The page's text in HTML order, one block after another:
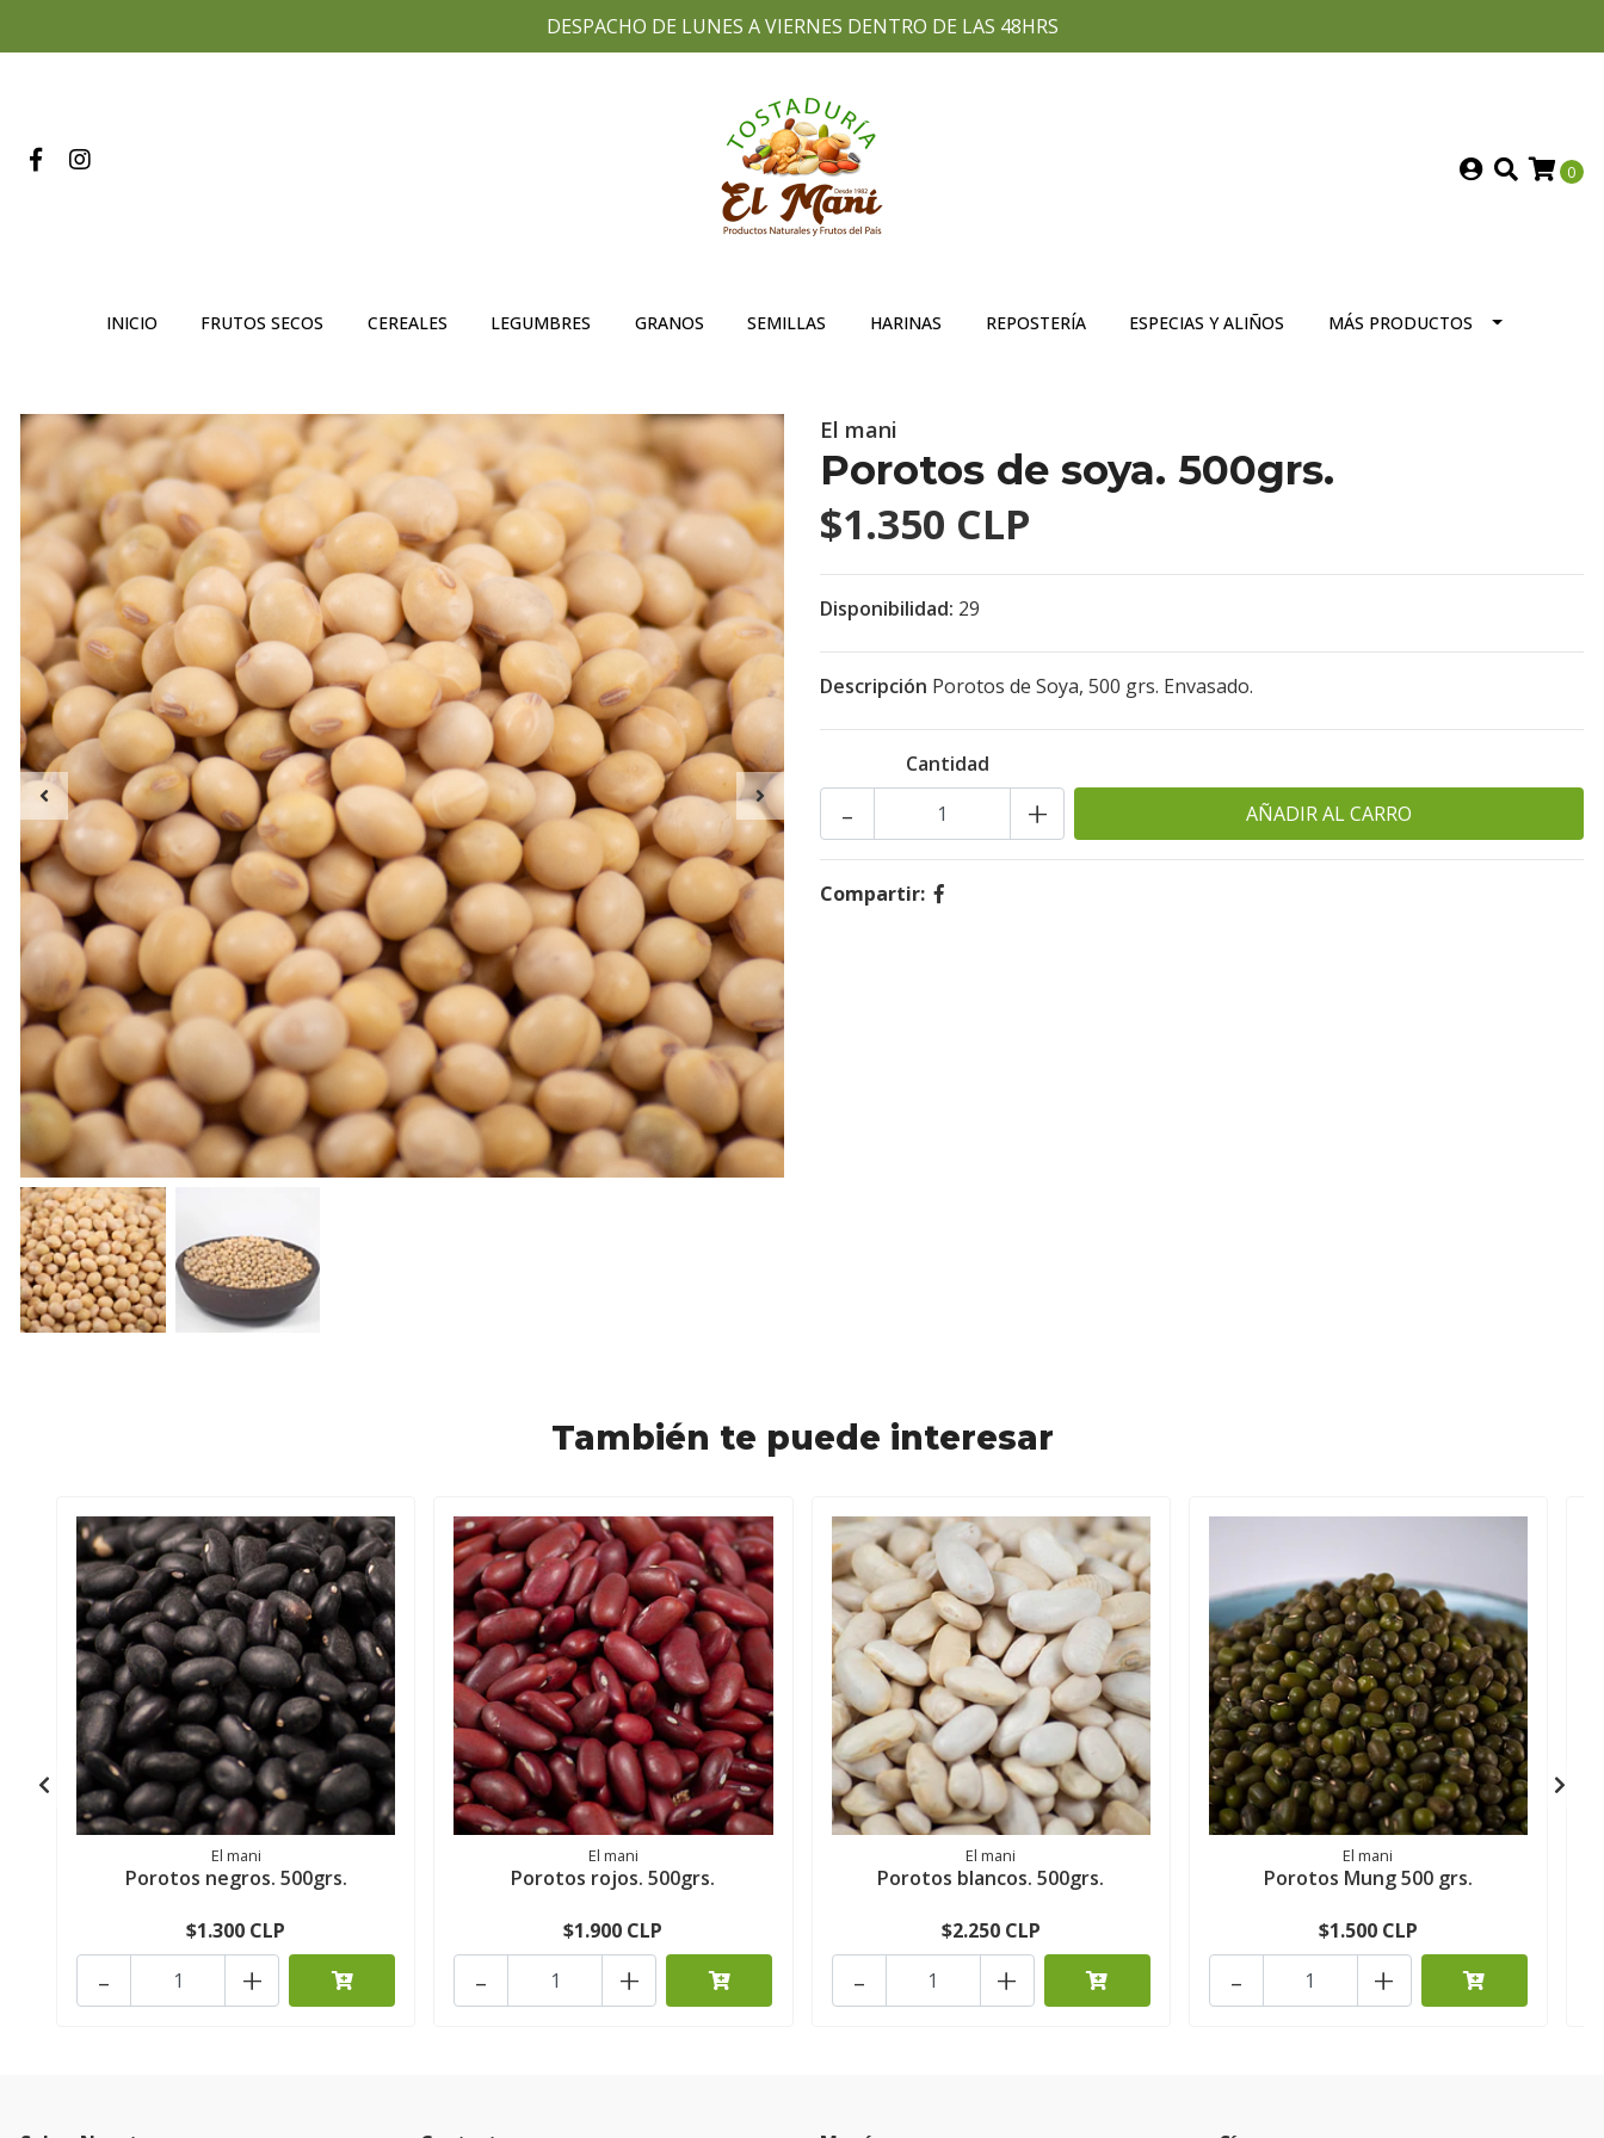
DESPACHO DE LUNES A VIERNES DENTRO DE LAS 48HRS
0
INICIO FRUTOS SECOS CEREALES LEGUMBRES GRANOS SEMILLAS HARINAS REPOSTERÍA ESPECIAS Y ALIÑOS MÁS PRODUCTOS
El mani
Porotos de soya. 500grs.
$1.350 CLP
Disponibilidad: 29
Descripción Porotos de Soya, 500 grs. Envasado.
Cantidad
+
-
Compartir:
También te puede interesar
El mani
Porotos negros. 500grs.
$1.300 CLP
+
-
El mani
Porotos rojos. 500grs.
$1.900 CLP
+
-
El mani
Porotos blancos. 500grs.
$2.250 CLP
+
-
El mani
Porotos Mung 500 grs.
$1.500 CLP
+
-